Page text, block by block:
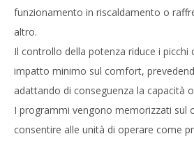
funzionamento in riscaldamento o
altro.
Il controllo della potenza riduce i picchi
impatto minimo sul comfort,
adattando di conseguenza la capacità
I programmi vengono memorizzati sul
consentire alle unità di operare come